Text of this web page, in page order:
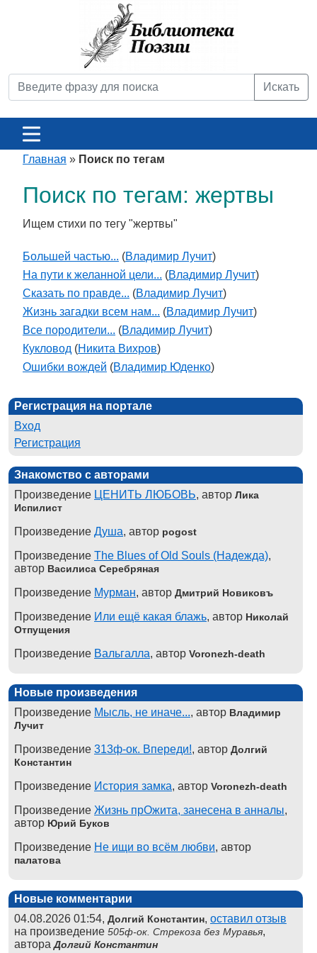
Искать
Главная » Поиск по тегам
Поиск по тегам: жертвы
Ищем стихи по тегу "жертвы"
Большей частью... (Владимир Лучит)
На пути к желанной цели... (Владимир Лучит)
Сказать по правде... (Владимир Лучит)
Жизнь загадки всем нам... (Владимир Лучит)
Все породители... (Владимир Лучит)
Кукловод (Никита Вихров)
Ошибки вождей (Владимир Юденко)
Регистрация на портале
Вход
Регистрация
Знакомство с авторами
Произведение ЦЕНИТЬ ЛЮБОВЬ, автор Лика
Испилист
Произведение Душа, автор pogost
Произведение The Blues of Old Souls (Надежда),
автор Василиса Серебряная
Произведение Мурман, автор Дмитрий Новиковъ
Произведение Или ещё какая блажь, автор Николай
Отпущения
Произведение Вальгалла, автор Voronezh-death
Новые произведения
Произведение Мысль, не иначе..., автор Владимир
Лучит
Произведение 313ф-ок. Впереди!, автор Долгий
Константин
Произведение История замка, автор Voronezh-death
Произведение Жизнь прОжита, занесена в анналы,
автор Юрий Буков
Произведение Не ищи во всём любви, автор
палатова
Новые комментарии
04.08.2026 01:54, Долгий Константин, оставил отзыв
на произведение 505ф-ок. Стрекоза без Муравья,
автораДолгий Константин